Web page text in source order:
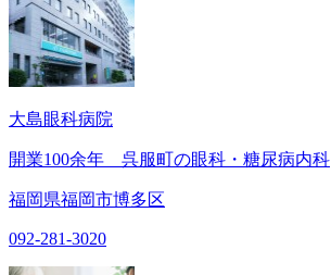
大島眼科病院
開業100余年 呉服町の眼科・糖尿病内科
福岡県福岡市博多区
092-281-3020